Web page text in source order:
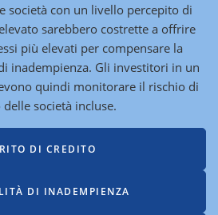
società con un livello percepito di
sarebbero costrette a offrire
più elevati per compensare la
inadempienza. Gli investitori in un
quindi monitorare il rischio di
società incluse.
DI CREDITO
DI INADEMPIENZA